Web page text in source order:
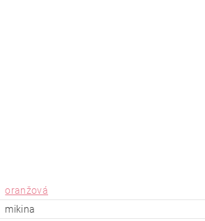
oranžová
mikina